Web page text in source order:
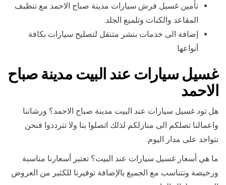
تأمين غسيل فرش سيارات مدينة صباح الاحمد مع تنظيف
المقاعد والكنات وتلميع الجلد.
إضافة الى خدمات بنشر متنقل لتصليح سيارات بكافة
أنواعها
غسيل سيارات عند البيت مدينة صباح
الاحمد
هل تود غسيل سيارات عند البيت مدينة صباح الاحمد؟ ورشاتنا
واعمالنا تصلكم الى منازلكم لذلك اتصلوا بنا ولا تترددوا فنحن
نتواجد على مدار اليوم.
ما هي أسعار غسيل سيارات عند البيت؟ تعتبر أسعارنا مناسبة
ورخيصة وتتناسب مع الجميع بالإضافة توفيرنا للكثير من العروض